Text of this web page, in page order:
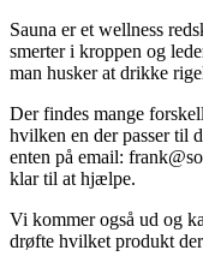
Sauna er et wellness
smerter i kroppen og
man husker at drikke
Der findes mange
hvilken en der passer til
enten på email:
klar til at hjælpe.
Vi kommer også ud og
drøfte hvilket produkt